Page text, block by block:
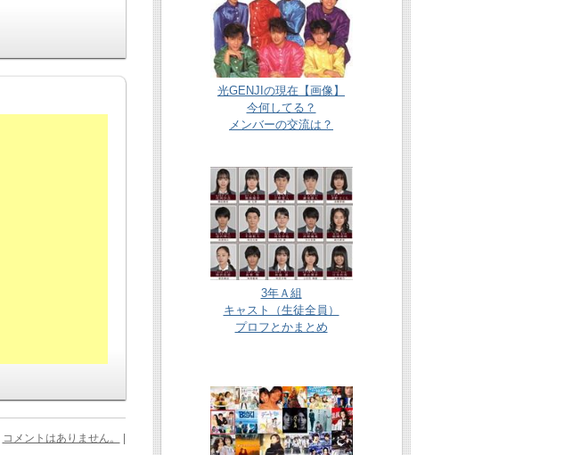
コメントはありません。 |
光GENJIの現在【画像】
今何してる？
メンバーの交流は？
3年Ａ組
キャスト（生徒全員）
プロフとかまとめ